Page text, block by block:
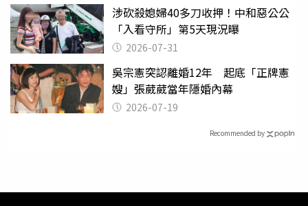
涉砍殺媳婦40多刀收押！中和惡公公
「入看守所」第5天現況曝
2026-07-31
吳宗憲突認離婚12年 起底「正牌憲
嫂」張葳葳當年隱婚內幕
2026-07-19
Recommended by